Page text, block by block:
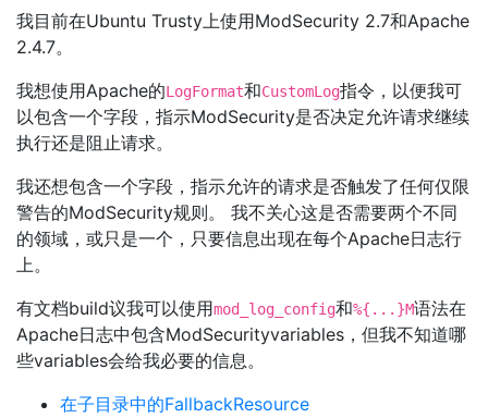
我目前在Ubuntu Trusty上使用ModSecurity 2.7和Apache
2.4.7。
我想使用Apache的LogFormat和CustomLog指令，以便我可
以包含一个字段，指示ModSecurity是否决定允许请求继续
执行还是阻止请求。
我还想包含一个字段，指示允许的请求是否触发了任何仅限
警告的ModSecurity规则。 我不关心这是否需要两个不同
的领域，或只是一个，只要信息出现在每个Apache日志行
上。
有文档build议我可以使用mod_log_config和%{...}M语法在
Apache日志中包含ModSecurityvariables，但我不知道哪
些variables会给我必要的信息。
在子目录中的FallbackResource